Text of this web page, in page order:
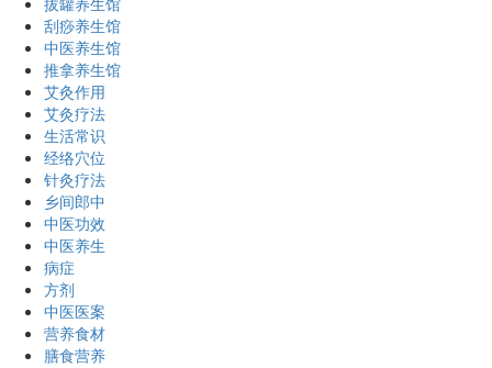
刮痧养生馆
中医养生馆
推拿养生馆
艾灸作用
艾灸疗法
生活常识
经络穴位
针灸疗法
乡间郎中
中医功效
中医养生
病症
方剂
中医医案
营养食材
膳食营养